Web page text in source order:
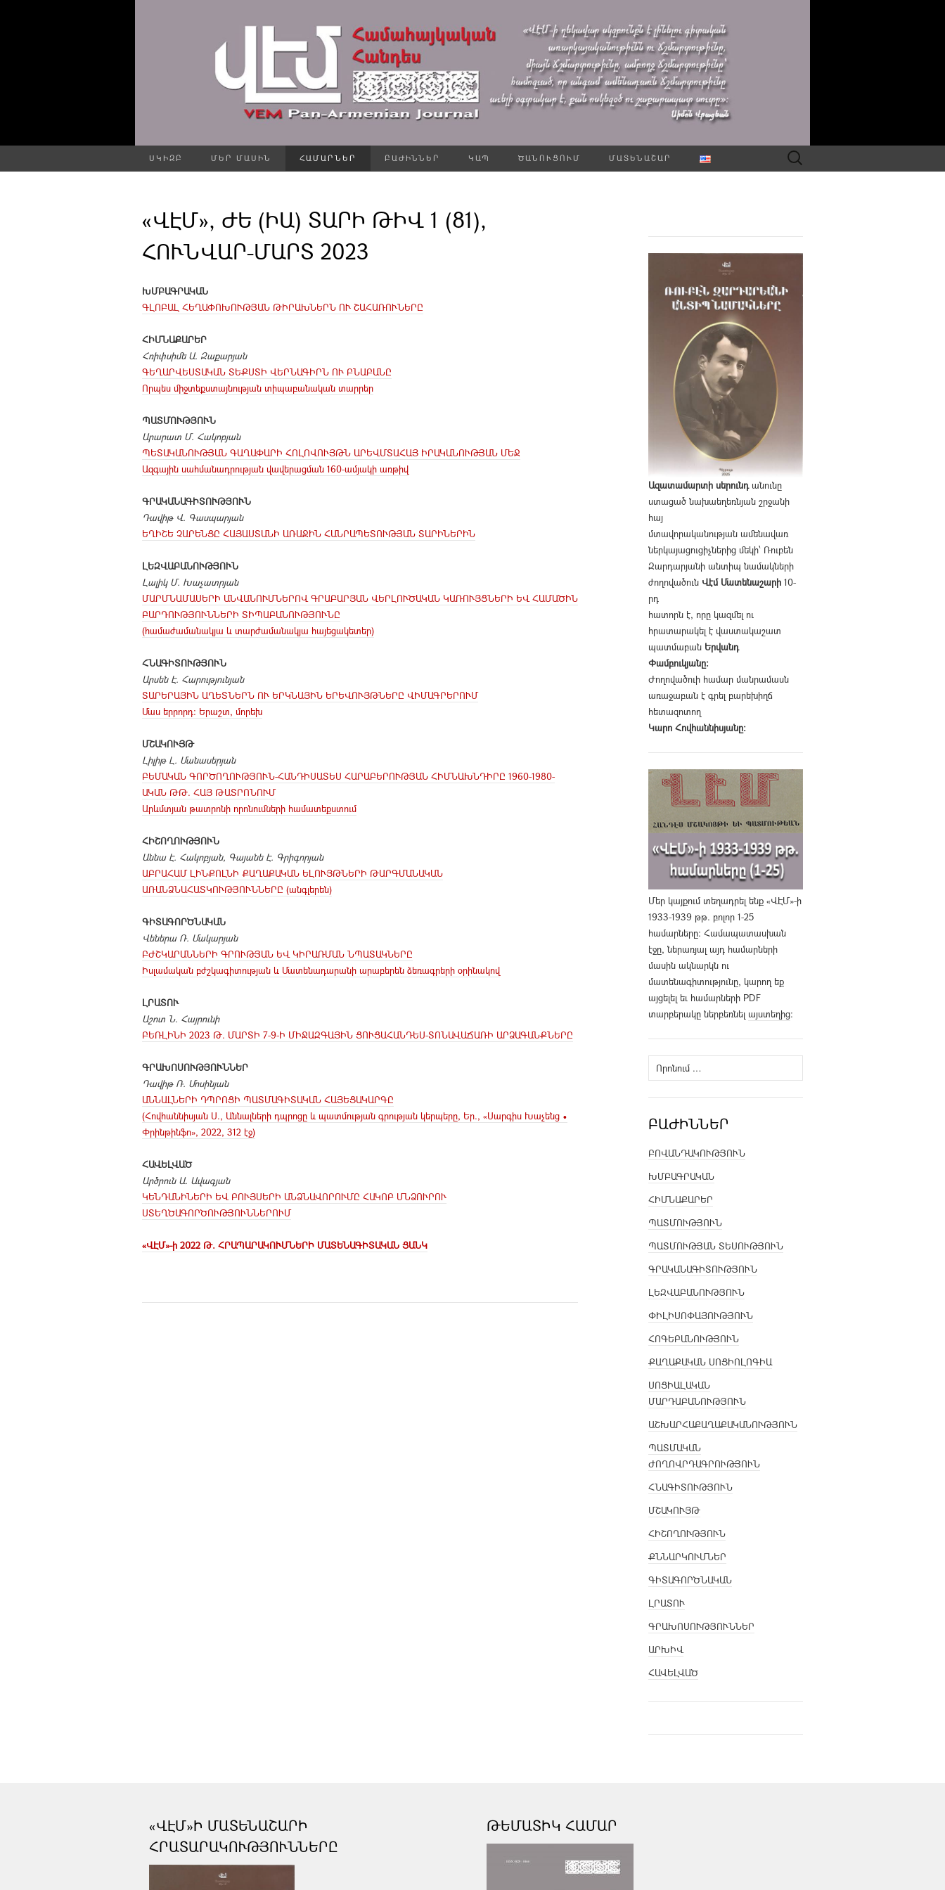
ՍԿԻԶԲ ՄԵՐ ՄԱՍԻՆ ՀԱՄԱՐՆԵՐ ԲԱԺԻՆՆԵՐ ԿԱՊ ԾԱՆՈՒՑՈՒՄ ՄԱՏԵՆԱՇԱՐ Որոնել՝
«ՎԷՄ», ԺԵ (ԻԱ) ՏԱՐԻ ԹԻՎ 1 (81),
ՀՈՒՆՎԱՐ-ՄԱՐՏ 2023
ԽՄԲԱԳՐԱԿԱՆ
ԳԼՈԲԱԼ ՀԵՂԱՓՈԽՈՒԹՅԱՆ ԹԻՐԱԽՆԵՐՆ ՈՒ ՇԱՀԱՌՈՒՆԵՐԸ
ՀԻՄՆԱՔԱՐԵՐ
Հռիփսիմե Ա. Զաքարյան
ԳԵՂԱՐՎԵՍՏԱԿԱՆ ՏԵՔՍՏԻ ՎԵՐՆԱԳԻՐՆ ՈՒ ԲՆԱԲԱՆԸ
Որպես միջտեքստայնության տիպաբանական տարրեր
ՊԱՏՄՈՒԹՅՈՒՆ
Արարատ Մ. Հակոբյան
ՊԵՏԱԿԱՆՈՒԹՅԱՆ ԳԱՂԱՓԱՐԻ ՀՈԼՈՎՈՒՅԹՆ ԱՐԵՎՄՏԱՀԱՅ ԻՐԱԿԱՆՈՒԹՅԱՆ ՄԵՋ
Ազգային սահմանադրության վավերացման 160-ամյակի առթիվ
ԳՐԱԿԱՆԱԳԻՏՈՒԹՅՈՒՆ
Դավիթ Վ. Գասպարյան
ԵՂԻՇԵ ՉԱՐԵՆՑԸ ՀԱՅԱՍՏԱՆԻ ԱՌԱՋԻՆ ՀԱՆՐԱՊԵՏՈՒԹՅԱՆ ՏԱՐԻՆԵՐԻՆ
ԼԵԶՎԱԲԱՆՈՒԹՅՈՒՆ
Լալիկ Մ. Խաչատրյան
ՄԱՐՄՆԱՄԱՍԵՐԻ ԱՆՎԱՆՈՒՄՆԵՐՈՎ ԳՐԱԲԱՐՅԱՆ ՎԵՐԼՈՒԾԱԿԱՆ ԿԱՌՈՒՅՑՆԵՐԻ ԵՎ ՀԱՄԱԾԻՆ
ԲԱՐԴՈՒԹՅՈՒՆՆԵՐԻ ՏԻՊԱԲԱՆՈՒԹՅՈՒՆԸ
(համաժամանակյա և տարժամանակյա հայեցակետեր)
ՀՆԱԳԻՏՈՒԹՅՈՒՆ
Արսեն Է. Հարությունյան
ՏԱՐԵՐԱՅԻՆ ԱՂԵՏՆԵՐՆ ՈՒ ԵՐԿՆԱՅԻՆ ԵՐԵՎՈՒՅԹՆԵՐԸ ՎԻՄԱԳՐԵՐՈՒՄ
Մաս երրորդ: Երաշտ, մորեխ
ՄՇԱԿՈՒՅԹ
Լիլիթ Լ. Մանասերյան
ԲԵՄԱԿԱՆ ԳՈՐԾՈՂՈՒԹՅՈՒՆ-ՀԱՆԴԻՍԱՏԵՍ ՀԱՐԱԲԵՐՈՒԹՅԱՆ ՀԻՄՆԱԽՆԴԻՐԸ 1960-1980-
ԱԿԱՆ ԹԹ. ՀԱՅ ԹԱՏՐՈՆՈՒՄ
Արևմտյան թատրոնի որոնումների համատեքստում
ՀԻՇՈՂՈՒԹՅՈՒՆ
Աննա Է. Հակոբյան, Գայանե Է. Գրիգորյան
ԱԲՐԱՀԱՄ ԼԻՆՔՈԼՆԻ ՔԱՂԱՔԱԿԱՆ ԵԼՈՒՅԹՆԵՐԻ ԹԱՐԳՄԱՆԱԿԱՆ
ԱՌԱՆՁՆԱՀԱՏԿՈՒԹՅՈՒՆՆԵՐԸ (անգլերեն)
ԳԻՏԱԳՈՐԾՆԱԿԱՆ
Վեներա Ռ. Մակարյան
ԲԺՇԿԱՐԱՆՆԵՐԻ ԳՐՈՒԹՅԱՆ ԵՎ ԿԻՐԱՌՄԱՆ ՆՊԱՏԱԿՆԵՐԸ
Իսլամական բժշկագիտության և Մատենադարանի արաբերեն ձեռագրերի օրինակով
ԼՐԱՏՈՒ
Աշոտ Ն. Հայրունի
ԲԵՌԼԻՆԻ 2023 Թ. ՄԱՐՏԻ 7-9-Ի ՄԻՋԱԶԳԱՅԻՆ ՑՈՒՑԱՀԱՆԴԵՍ-ՏՈՆԱՎԱՃԱՌԻ ԱՐՁԱԳԱՆՔՆԵՐԸ
ԳՐԱԽՈՍՈՒԹՅՈՒՆՆԵՐ
Դավիթ Ռ. Մոսինյան
ԱՆՆԱԼՆԵՐԻ ԴՊՐՈՑԻ ՊԱՏՄԱԳԻՏԱԿԱՆ ՀԱՅԵՑԱԿԱՐԳԸ
(Հովհաննիսյան Ս., Աննալների դպրոցը և պատմության գրության կերպերը, Եր., «Սարգիս Խաչենց •
Փրինթինֆո», 2022, 312 էջ)
ՀԱՎԵԼՎԱԾ
Արծրուն Ա. Ավագյան
ԿԵՆԴԱՆԻՆԵՐԻ ԵՎ ԲՈՒՅՍԵՐԻ ԱՆՁՆԱՎՈՐՈՒՄԸ ՀԱԿՈԲ ՄՆՁՈՒՐՈՒ
ՍՏԵՂԾԱԳՈՐԾՈՒԹՅՈՒՆՆԵՐՈՒՄ
«ՎԷՄ»-ի 2022 Թ. ՀՐԱՊԱՐԱԿՈՒՄՆԵՐԻ ՄԱՏԵՆԱԳԻՏԱԿԱՆ ՑԱՆԿ
Ազատամարտի սերունդանունը
ստացած նախաեղեռնյան շրջանի
հայ
մտավորականության ամենավառ
ներկայացուցիչներից մեկի՝ Ռուբեն
Զարդարյանի անտիպ նամակների
ժողովածուն Վէմ Մատենաշարի 10-
րդ
հատորն է, որը կազմել ու
հրատարակել է վաստակաշատ
պատմաբան Երվանդ
Փամբուկյանը։
Ժողովածուի համար մանրամասն
առաջաբան է գրել բարեխիղճ
հետազոտող
Կարո Հովհաննիսյանը։
Մեր կայքում տեղադրել ենք «ՎԷՄ»-ի
1933-1939 թթ. բոլոր 1-25
համարները։ Համապատասխան
էջը, ներառյալ այդ համարների
մասին ակնարկն ու
մատենագիտությունը, կարող եք
այցելել եւ համարների PDF
տարբերակը ներբեռնել այստեղից։
Որոնել՝
ԲԱԺԻՆՆԵՐ
ԲՈՎԱՆԴԱԿՈՒԹՅՈՒՆ
ԽՄԲԱԳՐԱԿԱՆ
ՀԻՄՆԱՔԱՐԵՐ
ՊԱՏՄՈՒԹՅՈՒՆ
ՊԱՏՄՈՒԹՅԱՆ ՏԵՍՈՒԹՅՈՒՆ
ԳՐԱԿԱՆԱԳԻՏՈՒԹՅՈՒՆ
ԼԵԶՎԱԲԱՆՈՒԹՅՈՒՆ
ՓԻԼԻՍՈՓԱՅՈՒԹՅՈՒՆ
ՀՈԳԵԲԱՆՈՒԹՅՈՒՆ
ՔԱՂԱՔԱԿԱՆ ՍՈՑԻՈԼՈԳԻԱ
ՍՈՑԻԱԼԱԿԱՆ
ՄԱՐԴԱԲԱՆՈՒԹՅՈՒՆ
ԱՇԽԱՐՀԱՔԱՂԱՔԱԿԱՆՈՒԹՅՈՒՆ
ՊԱՏՄԱԿԱՆ
ԺՈՂՈՎՐԴԱԳՐՈՒԹՅՈՒՆ
ՀՆԱԳԻՏՈՒԹՅՈՒՆ
ՄՇԱԿՈՒՅԹ
ՀԻՇՈՂՈՒԹՅՈՒՆ
ՔՆՆԱՐԿՈՒՄՆԵՐ
ԳԻՏԱԳՈՐԾՆԱԿԱՆ
ԼՐԱՏՈՒ
ԳՐԱԽՈՍՈՒԹՅՈՒՆՆԵՐ
ԱՐԽԻՎ
ՀԱՎԵԼՎԱԾ
«ՎԷՄ»Ի ՄԱՏԵՆԱՇԱՐԻ
ՀՐԱՏԱՐԱԿՈՒԹՅՈՒՆՆԵՐԸ
ԹԵՄԱՏԻԿ ՀԱՄԱՐ